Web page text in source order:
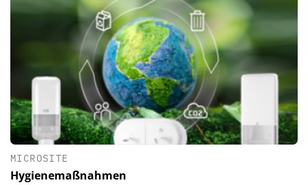
MICROSITE
Hygienemaßnahmen